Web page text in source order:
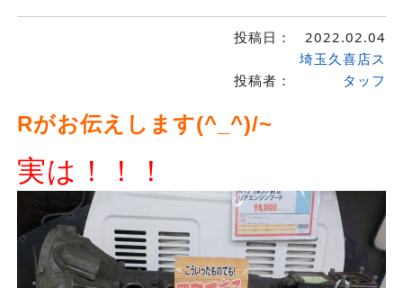
投稿日： 2022.02.04
投稿者：
埼玉久喜店ス
タッフ
Rがお伝えします(^_^)/~
実は！！！